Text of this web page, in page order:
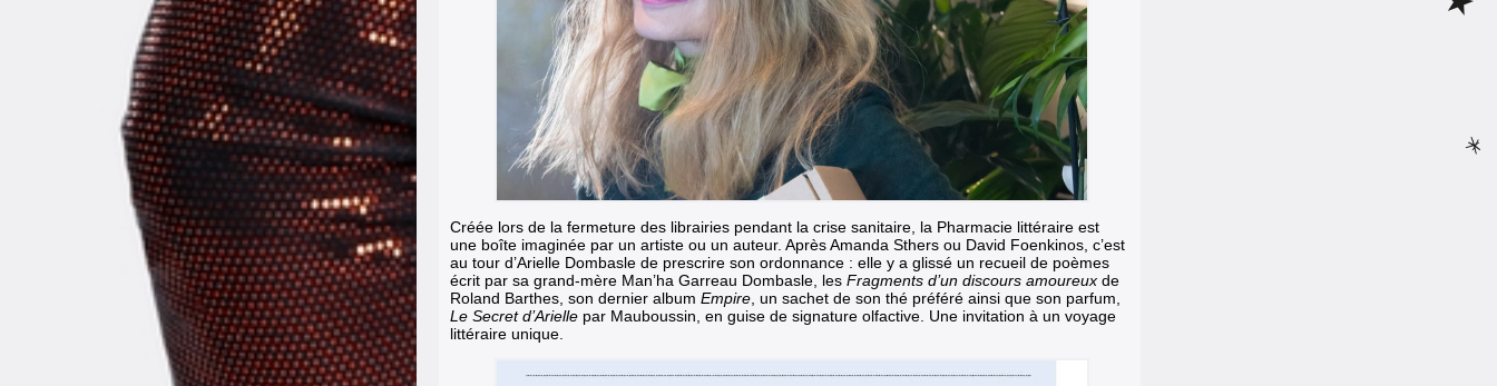
Créée lors de la fermeture des librairies pendant la crise sanitaire, la Pharmacie littéraire est
une boîte imaginée par un artiste ou un auteur. Après Amanda Sthers ou David Foenkinos, c’est
au tour d’Arielle Dombasle de prescrire son ordonnance : elle y a glissé un recueil de poèmes
écrit par sa grand-mère Man’ha Garreau Dombasle, les Fragments d’un discours amoureux de
Roland Barthes, son dernier album Empire , un sachet de son thé préféré ainsi que son parfum,
Le Secret d’Arielle par Mauboussin, en guise de signature olfactive . Une invitation à un voyage
littéraire unique.